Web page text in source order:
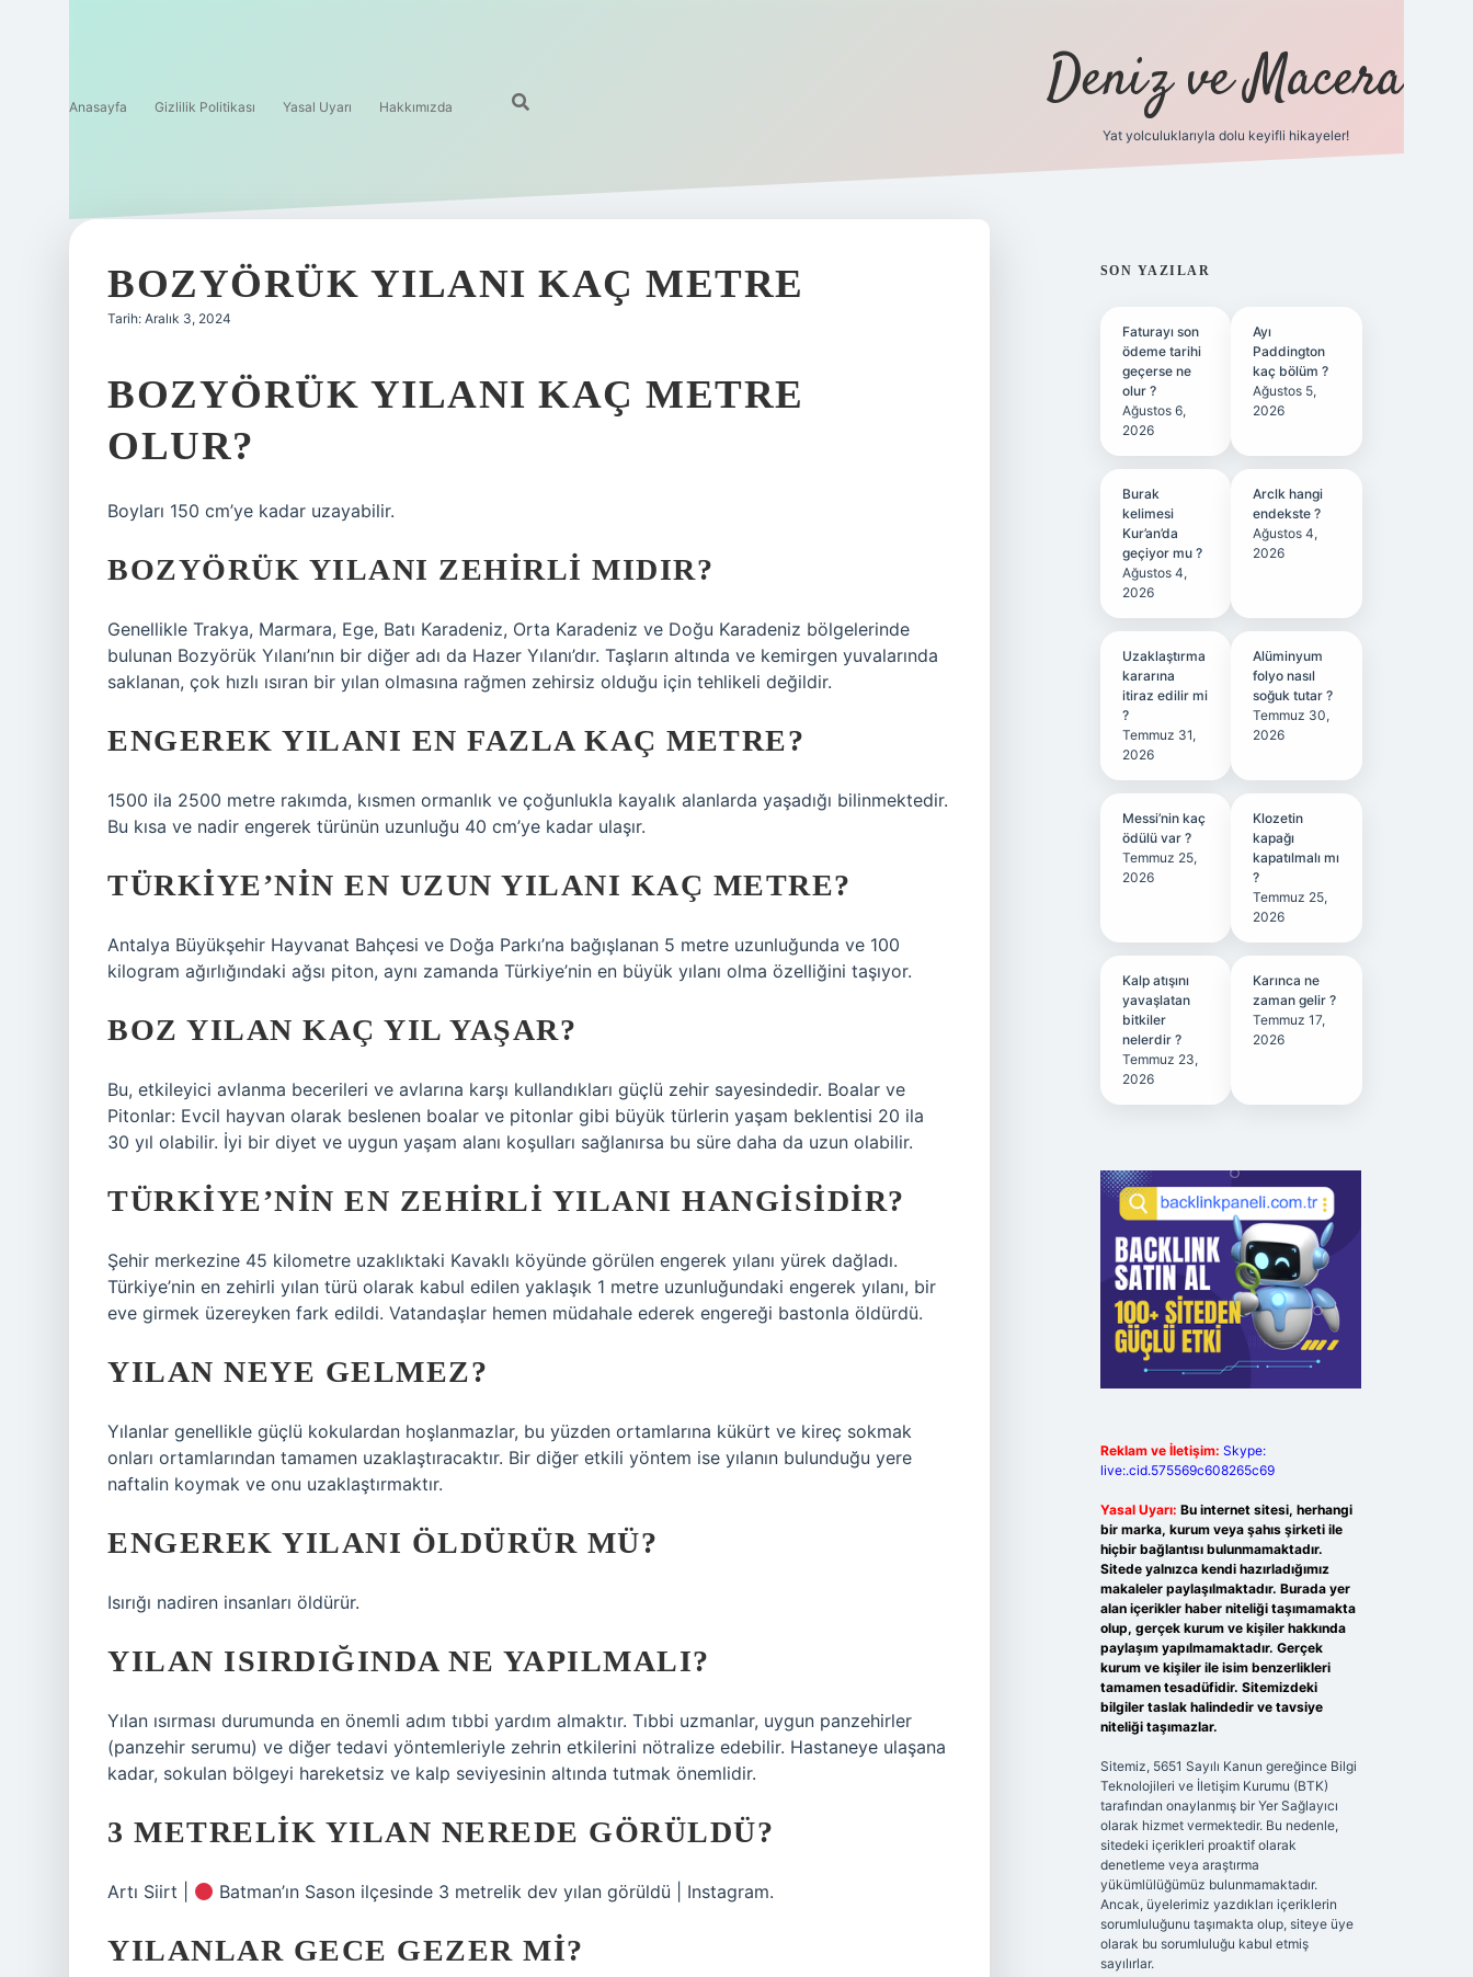
Anasayfa Gizlilik Politikası Yasal Uyarı Hakkımızda Deniz ve Macera
Yat yolculuklarıyla dolu keyifli hikayeler!
BOZYÖRÜK YILANI KAÇ METRE
Tarih: Aralık 3, 2024
BOZYÖRÜK YILANI KAÇ METRE
OLUR?
Boyları 150 cm’ye kadar uzayabilir.
BOZYÖRÜK YILANI ZEHIRLI MIDIR?
Genellikle Trakya, Marmara, Ege, Batı Karadeniz, Orta Karadeniz ve Doğu Karadeniz bölgelerinde
bulunan Bozyörük Yılanı’nın bir diğer adı da Hazer Yılanı’dır. Taşların altında ve kemirgen yuvalarında
saklanan, çok hızlı ısıran bir yılan olmasına rağmen zehirsiz olduğu için tehlikeli değildir.
ENGEREK YILANI EN FAZLA KAÇ METRE?
1500 ila 2500 metre rakımda, kısmen ormanlık ve çoğunlukla kayalık alanlarda yaşadığı bilinmektedir.
Bu kısa ve nadir engerek türünün uzunluğu 40 cm’ye kadar ulaşır.
TÜRKIYE’NIN EN UZUN YILANI KAÇ METRE?
Antalya Büyükşehir Hayvanat Bahçesi ve Doğa Parkı’na bağışlanan 5 metre uzunluğunda ve 100
kilogram ağırlığındaki ağsı piton, aynı zamanda Türkiye’nin en büyük yılanı olma özelliğini taşıyor.
BOZ YILAN KAÇ YIL YAŞAR?
Bu, etkileyici avlanma becerileri ve avlarına karşı kullandıkları güçlü zehir sayesindedir. Boalar ve
Pitonlar: Evcil hayvan olarak beslenen boalar ve pitonlar gibi büyük türlerin yaşam beklentisi 20 ila
30 yıl olabilir. İyi bir diyet ve uygun yaşam alanı koşulları sağlanırsa bu süre daha da uzun olabilir.
TÜRKIYE’NIN EN ZEHIRLI YILANI HANGISIDIR?
Şehir merkezine 45 kilometre uzaklıktaki Kavaklı köyünde görülen engerek yılanı yürek dağladı.
Türkiye’nin en zehirli yılan türü olarak kabul edilen yaklaşık 1 metre uzunluğundaki engerek yılanı, bir
eve girmek üzereyken fark edildi. Vatandaşlar hemen müdahale ederek engereği bastonla öldürdü.
YILAN NEYE GELMEZ?
Yılanlar genellikle güçlü kokulardan hoşlanmazlar, bu yüzden ortamlarına kükürt ve kireç sokmak
onları ortamlarından tamamen uzaklaştıracaktır. Bir diğer etkili yöntem ise yılanın bulunduğu yere
naftalin koymak ve onu uzaklaştırmaktır.
ENGEREK YILANI ÖLDÜRÜR MÜ?
Isırığı nadiren insanları öldürür.
YILAN ISIRDIĞINDA NE YAPILMALI?
Yılan ısırması durumunda en önemli adım tıbbi yardım almaktır. Tıbbi uzmanlar, uygun panzehirler
(panzehir serumu) ve diğer tedavi yöntemleriyle zehrin etkilerini nötralize edebilir. Hastaneye ulaşana
kadar, sokulan bölgeyi hareketsiz ve kalp seviyesinin altında tutmak önemlidir.
3 METRELIK YILAN NEREDE GÖRÜLDÜ?
Artı Siirt | Batman’ın Sason ilçesinde 3 metrelik dev yılan görüldü | Instagram.
YILANLAR GECE GEZER MI?
SIDEBAR
SON YAZILAR
Faturayı son
ödeme tarihi
geçerse ne
olur ?
Ağustos 6,
2026
Ayı
Paddington
kaç bölüm ?
Ağustos 5,
2026
Burak
kelimesi
Kur’an’da
geçiyor mu ?
Ağustos 4,
2026
Arclk hangi
endekste ?
Ağustos 4,
2026
Uzaklaştırma
kararına
itiraz edilir mi
?
Temmuz 31,
2026
Alüminyum
folyo nasıl
soğuk tutar ?
Temmuz 30,
2026
Messi’nin kaç
ödülü var ?
Temmuz 25,
2026
Klozetin
kapağı
kapatılmalı mı
?
Temmuz 25,
2026
Kalp atışını
yavaşlatan
bitkiler
nelerdir ?
Temmuz 23,
2026
Karınca ne
zaman gelir ?
Temmuz 17,
2026
Reklam ve İletişim: Skype:
live:.cid.575569c608265c69
Yasal Uyarı: Bu internet sitesi, herhangi
bir marka, kurum veya şahıs şirketi ile
hiçbir bağlantısı bulunmamaktadır.
Sitede yalnızca kendi hazırladığımız
makaleler paylaşılmaktadır. Burada yer
alan içerikler haber niteliği taşımamakta
olup, gerçek kurum ve kişiler hakkında
paylaşım yapılmamaktadır. Gerçek
kurum ve kişiler ile isim benzerlikleri
tamamen tesadüfidir. Sitemizdeki
bilgiler taslak halindedir ve tavsiye
niteliği taşımazlar.
Sitemiz, 5651 Sayılı Kanun gereğince Bilgi
Teknolojileri ve İletişim Kurumu (BTK)
tarafından onaylanmış bir Yer Sağlayıcı
olarak hizmet vermektedir. Bu nedenle,
sitedeki içerikleri proaktif olarak
denetleme veya araştırma
yükümlülüğümüz bulunmamaktadır.
Ancak, üyelerimiz yazdıkları içeriklerin
sorumluluğunu taşımakta olup, siteye üye
olarak bu sorumluluğu kabul etmiş
sayılırlar.